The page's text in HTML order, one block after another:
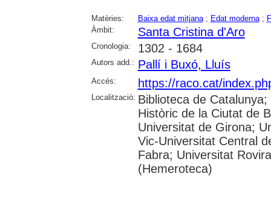
Matèries: Baixa edat mitjana; Edat moderna;
Àmbit:
Santa Cristina d'Aro
Cronologia: 1302 - 1684
Autors add.: Pallí i Buxó, Lluís
Accés: https://raco.cat/
Localització: Biblioteca de
Històric de la Ciutat de
Universitat de Girona;
Vic-Universitat Central
Fabra; Universitat
(Hemeroteca)